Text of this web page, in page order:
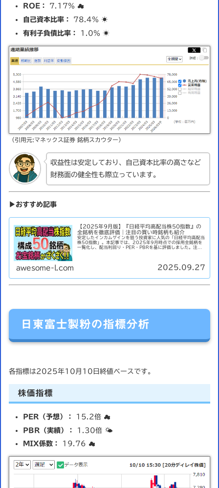
ROE：
7.17％ ☁️
自己資本比率：
78.4％ ☀️
有利子負債比率：
1.0％ ☀️
（引用元:マネックス証券 銘柄スカウター）
収益性は安定しており、自己資本比率の高さなど
財務面の健全性も際立っています。
▶おすすめ記事
【2025年9月版】『日経平均高配当株50指数』の
全銘柄を徹底評価｜注目の買い時銘柄も紹介
安定したインカムゲインを狙う投資家に人気の「日経平均高配当
株50指数」。本記事では、2025年9月時点での採用全銘柄を
一覧化し、配当利回り・PER・PBRを基に評価しました。注目
awesome-l.com 2025.09.27
日東富士製粉の指標分析
各指標は2025年10月10日終値ベースです。
株価指標
PER（予想）：
15.2倍 ☁️
PBR（実績）：
1.30倍 🌤️
MIX係数：
19.76 ☁️